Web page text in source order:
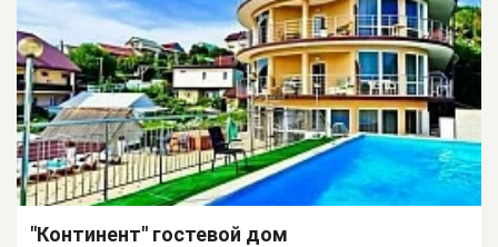
"Континент" гостевой дом